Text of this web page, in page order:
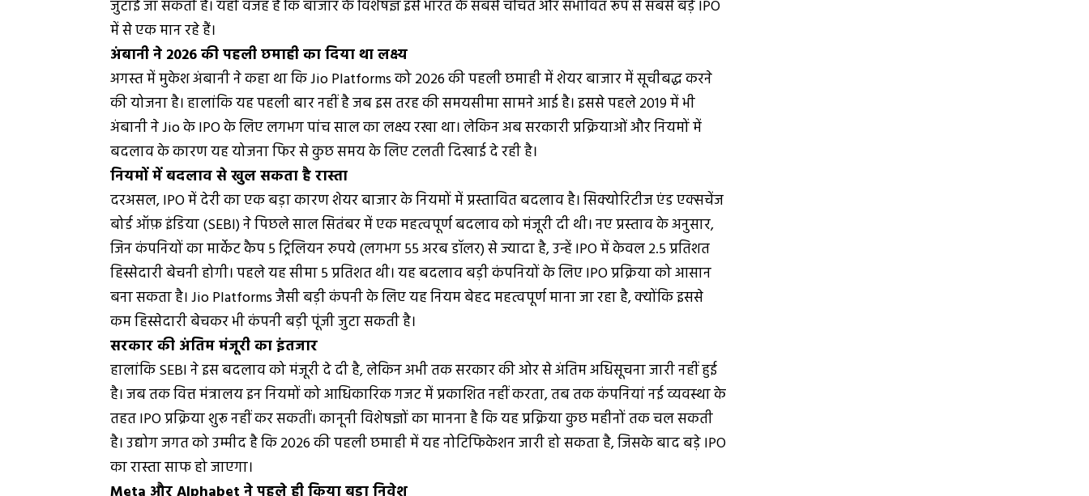
जुटाई जा सकती है। यही वजह है कि बाजार के विशेषज्ञ इसे भारत के सबसे चर्चित और संभावित रूप से सबसे बड़े IPO
में से एक मान रहे हैं।
अंबानी ने 2026 की पहली छमाही का दिया था लक्ष्य
अगस्त में मुकेश अंबानी ने कहा था कि Jio Platforms को 2026 की पहली छमाही में शेयर बाजार में सूचीबद्ध करने
की योजना है। हालांकि यह पहली बार नहीं है जब इस तरह की समयसीमा सामने आई है। इससे पहले 2019 में भी
अंबानी ने Jio के IPO के लिए लगभग पांच साल का लक्ष्य रखा था। लेकिन अब सरकारी प्रक्रियाओं और नियमों में
बदलाव के कारण यह योजना फिर से कुछ समय के लिए टलती दिखाई दे रही है।
नियमों में बदलाव से खुल सकता है रास्ता
दरअसल, IPO में देरी का एक बड़ा कारण शेयर बाजार के नियमों में प्रस्तावित बदलाव है। सिक्योरिटीज एंड एक्सचेंज
बोर्ड ऑफ़ इंडिया (SEBI) ने पिछले साल सितंबर में एक महत्वपूर्ण बदलाव को मंजूरी दी थी। नए प्रस्ताव के अनुसार,
जिन कंपनियों का मार्केट कैप 5 ट्रिलियन रुपये (लगभग 55 अरब डॉलर) से ज्यादा है, उन्हें IPO में केवल 2.5 प्रतिशत
हिस्सेदारी बेचनी होगी। पहले यह सीमा 5 प्रतिशत थी। यह बदलाव बड़ी कंपनियों के लिए IPO प्रक्रिया को आसान
बना सकता है। Jio Platforms जैसी बड़ी कंपनी के लिए यह नियम बेहद महत्वपूर्ण माना जा रहा है, क्योंकि इससे
कम हिस्सेदारी बेचकर भी कंपनी बड़ी पूंजी जुटा सकती है।
सरकार की अंतिम मंजूरी का इंतजार
हालांकि SEBI ने इस बदलाव को मंजूरी दे दी है, लेकिन अभी तक सरकार की ओर से अंतिम अधिसूचना जारी नहीं हुई
है। जब तक वित्त मंत्रालय इन नियमों को आधिकारिक गजट में प्रकाशित नहीं करता, तब तक कंपनियां नई व्यवस्था के
तहत IPO प्रक्रिया शुरू नहीं कर सकतीं। कानूनी विशेषज्ञों का मानना है कि यह प्रक्रिया कुछ महीनों तक चल सकती
है। उद्योग जगत को उम्मीद है कि 2026 की पहली छमाही में यह नोटिफिकेशन जारी हो सकता है, जिसके बाद बड़े IPO
का रास्ता साफ हो जाएगा।